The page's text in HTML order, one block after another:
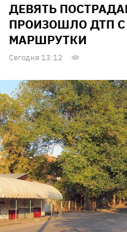
ДЕВЯТЬ
ПРОИЗОШЛО ДТП
МАРШРУТКИ
Сегодня 13:12